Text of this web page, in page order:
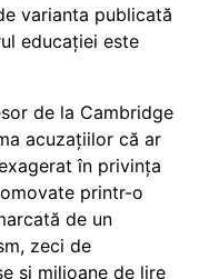
varianta publicată
educației este
de la Cambridge
acuzațiilor că ar
în privința
printr-o
de un
zeci de
și milioane de lire